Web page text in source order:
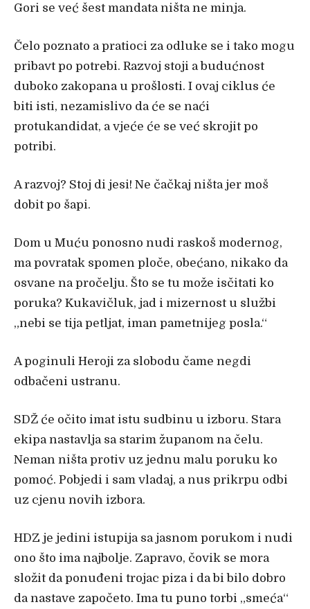
Gori se već šest mandata ništa ne minja.
Čelo poznato a pratioci za odluke se i tako mogu
pribavt po potrebi. Razvoj stoji a budućnost
duboko zakopana u prošlosti. I ovaj ciklus će
biti isti, nezamislivo da će se naći
protukandidat, a vjeće će se već skrojit po
potribi.
A razvoj? Stoj di jesi! Ne čačkaj ništa jer moš
dobit po šapi.
Dom u Muću ponosno nudi raskoš modernog,
ma povratak spomen ploče, obećano, nikako da
osvane na pročelju. Što se tu može isčitati ko
poruka? Kukavičluk, jad i mizernost u službi
„nebi se tija petljat, iman pametnijeg posla.“
A poginuli Heroji za slobodu čame negdi
odbačeni ustranu.
SDŽ će očito imat istu sudbinu u izboru. Stara
ekipa nastavlja sa starim županom na čelu.
Neman ništa protiv uz jednu malu poruku ko
pomoć. Pobjedi i sam vladaj, a nus prikrpu odbi
uz cjenu novih izbora.
HDZ je jedini istupija sa jasnom porukom i nudi
ono što ima najbolje. Zapravo, čovik se mora
složit da ponuđeni trojac piza i da bi bilo dobro
da nastave započeto. Ima tu puno torbi „smeća“